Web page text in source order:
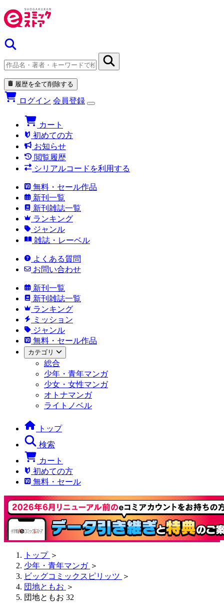
履歴を全て削除する
ログイン 会員登録
カート
初めての方
お知らせ
閲覧履歴
シリアルコードを利用する
無料・セール作品
新刊一覧
新刊雑誌一覧
ランキング
ジャンル
雑誌・レーベル
よくある質問
お問い合わせ
新刊一覧
新刊雑誌一覧
ランキング
ミッション
ジャンル
無料・セール作品
カテゴリ
総合
少年・青年マンガ
少女・女性マンガ
オトナマンガ
ライトノベル
トップ
検索
カート
初めての方
無料・セール
トップ ＞
少年・青年マンガ ＞
ビッグコミックスピリッツ ＞
団地ともお ＞
団地ともお 32